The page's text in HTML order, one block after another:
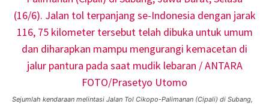
Sejumlah kendaraan melintasi Jalan Tol Cikopo-Palimanan (Cipali) di Subang,